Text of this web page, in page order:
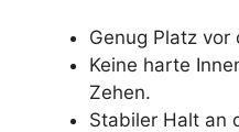
Genug Platz vor
Keine harte
Zehen.
Stabiler Halt an